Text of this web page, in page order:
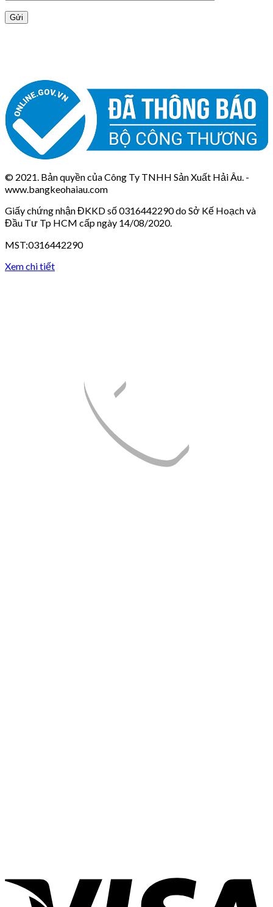
© 2021. Bản quyền của Công Ty TNHH Sản Xuất Hải Âu. -
www.bangkeohaiau.com
Giấy chứng nhận ĐKKD số 0316442290 do Sở Kế Hoạch và
Đầu Tư Tp HCM cấp ngày 14/08/2020.
MST:0316442290
Xem chi tiết